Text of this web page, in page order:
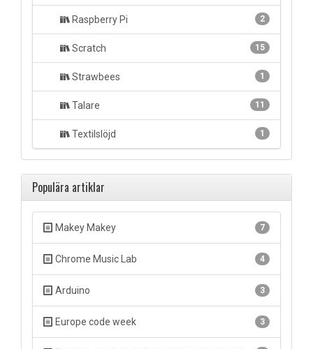
2
Raspberry Pi
15
Scratch
1
Strawbees
11
Talare
1
Textilslöjd
Populära artiklar
7
Makey Makey
4
Chrome Music Lab
3
Arduino
3
Europe code week